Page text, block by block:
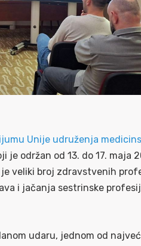
Unije udruženja
je održan od 13. do 17. maja
veliki broj zdravstvenih
i jačanja sestrinske
udaru, jednom od